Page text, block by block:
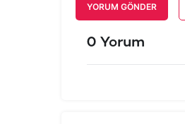
YORUM GÖNDER
0 Yorum